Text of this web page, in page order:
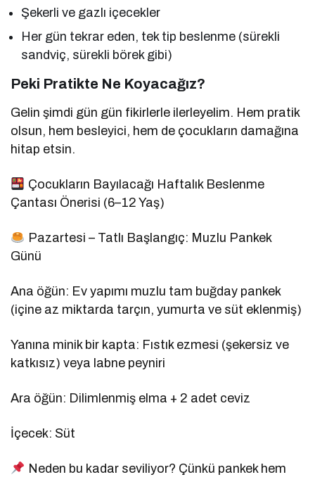
Şekerli ve gazlı içecekler
Her gün tekrar eden, tek tip beslenme (sürekli
sandviç, sürekli börek gibi)
Peki Pratikte Ne Koyacağız?
Gelin şimdi gün gün fikirlerle ilerleyelim. Hem pratik
olsun, hem besleyici, hem de çocukların damağına
hitap etsin.
Çocukların Bayılacağı Haftalık Beslenme
Çantası Önerisi (6–12 Yaş)
Pazartesi – Tatlı Başlangıç: Muzlu Pankek
Günü
Ana öğün: Ev yapımı muzlu tam buğday pankek
(içine az miktarda tarçın, yumurta ve süt eklenmiş)
Yanına minik bir kapta: Fıstık ezmesi (şekersiz ve
katkısız) veya labne peyniri
Ara öğün: Dilimlenmiş elma + 2 adet ceviz
İçecek: Süt
Neden bu kadar seviliyor? Çünkü pankek hem